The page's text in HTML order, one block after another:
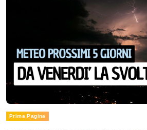
Prima Pagina